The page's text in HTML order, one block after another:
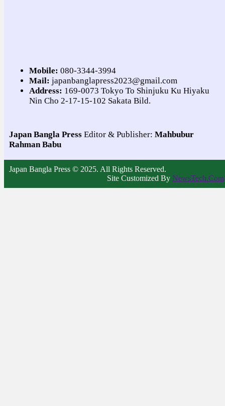
Mobile: 080-3344-3994
Mail: japanbanglapress2023@gmail.com
Address: 169-0073 Tokyo To Shinjuku Ku Hiyaku
Nin Cho 2-17-15-102 Sakata Bild.
Japan Bangla Press Editor & Publisher: Mahbubur
Rahman Babu
Japan Bangla Press © 2025. All Rights Reserved.
Site Customized By NewsTech.Com